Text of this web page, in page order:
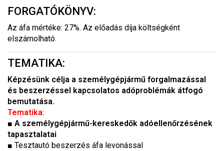
FORGATÓKÖNYV:
Az áfa mértéke: 27%. Az előadás díja költségként
elszámolható.
TEMATIKA:
Képzésünk célja a személygépjármű forgalmazással
és beszerzéssel kapcsolatos adóproblémák átfogó
bemutatása.
Tematika:
■ A személygépjármű-kereskedők adóellenőrzésének
tapasztalatai
■ Tesztautó beszerzés áfa levonással